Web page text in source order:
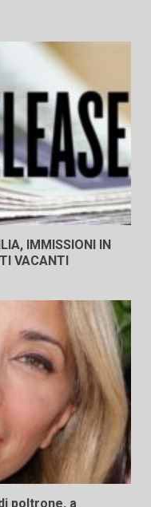
IMMISSIONI IN
VACANTI
poltrone, a